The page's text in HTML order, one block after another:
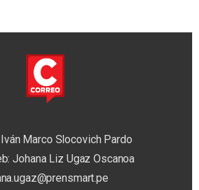
Marco Slocovich Pardo
Johana Liz Ugaz Oscanoa